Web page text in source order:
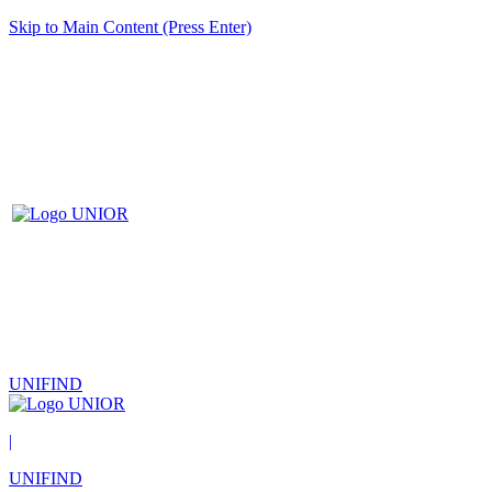
Skip to Main Content (Press Enter)
UNIFIND
|
UNIFIND